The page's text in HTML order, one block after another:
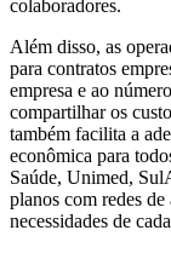
colaboradores.
Além disso, as
para contratos
empresa e ao
compartilhar os
também facilita a
econômica para
Saúde, Unimed,
planos com redes de
necessidades de